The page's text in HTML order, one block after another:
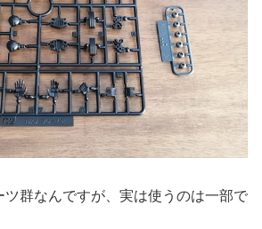
ツ群なんですが、実は使うのは一部で